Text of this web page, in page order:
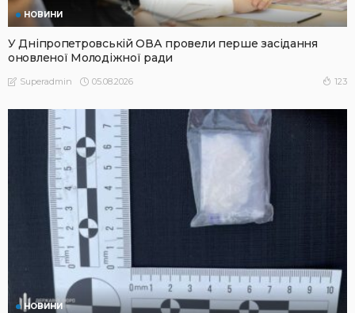
НОВИНИ
У Дніпропетровській ОВА провели перше засідання
оновленої Молодіжної ради
Superadmin 05.08.2026 123
НОВИНИ